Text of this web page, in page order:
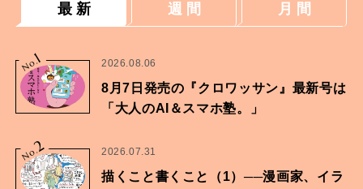
最 新 週 間 月 間
No.
1 2026.08.06
8月7日発売の『クロワッサン』最新号は
「大人のAI＆スマホ塾。」
No.2 2026.07.31
描くこと書くこと（1）──漫画家、イラ